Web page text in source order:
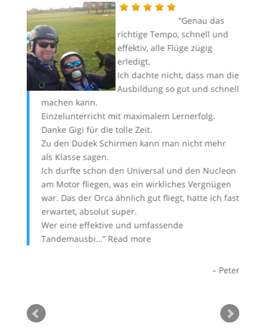
Genau das
richtige Tempo, schnell und
effektiv, alle Flüge zügig
erledigt.
Ich dachte nicht, dass man die
Ausbildung so gut und schnell
machen kann.
Einzelunterricht mit maximalem Lernerfolg.
Danke Gigi für die tolle Zeit.
Zu den Dudek Schirmen kann man nicht mehr
als Klasse sagen.
Ich durfte schon den Universal und den Nucleon
am Motor fliegen, was ein wirkliches Vergnügen
war. Das der Orca ähnlich gut fliegt, hatte ich fast
erwartet, absolut super.
Wer eine effektive und umfassende
Tandemausbi… Read more
Peter